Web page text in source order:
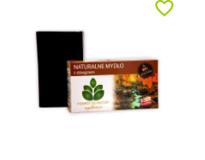
favorite_border